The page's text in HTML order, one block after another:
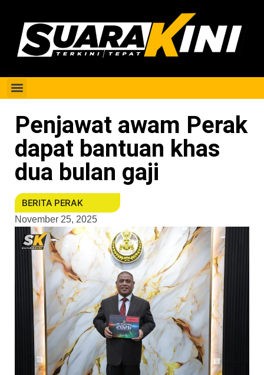
Penjawat awam Perak
dapat bantuan khas
dua bulan gaji
BERITA PERAK
November 25, 2025